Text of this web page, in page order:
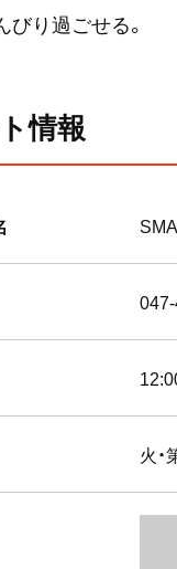
り過ごせる。
情報
火・